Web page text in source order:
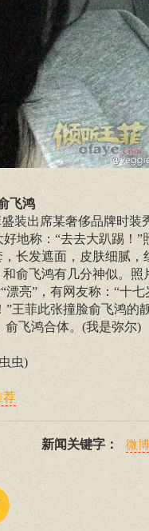
飞鸿
装出席某奢侈品牌时装
地称：“去去大趴踢！”
长发遮面，皮肤细腻，
俞飞鸿有几分神似。照
亮”，有网友称：“十七
王菲此张撞脸俞飞鸿的
俞飞鸿合体。(我是弥尔)
虫)
荐
新闻关键字： 微